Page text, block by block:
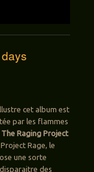
cet album est
par les flammes
The Raging Project
Rage, le
une sorte
des